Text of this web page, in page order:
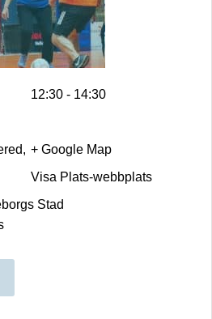
12:30 - 14:30
+ Google Map
Visa Plats-webbplats
Stad